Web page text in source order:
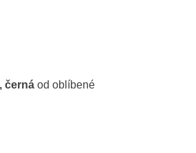
černá od oblíbené